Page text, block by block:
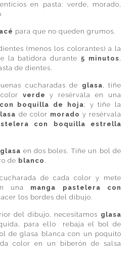
en pasta: verde, morado,
para que no queden grumos.
(menos los colorantes) a la
la batidora durante5 minutos,
de dientes.
cucharadas de glasa, tiñe
verdey resérvala en una
boquilla de hoja; y tiñe la
de color morado y resérvala
con boquilla estrella
glasa en dos boles. Tiñe un bol de
de blanco .
de cada color y mete
una manga pastelera con
los bordes del dibujo.
del dibujo, necesitamos glasa
para ello rebaja el bol de
de glasa blanca con un poquito
color en un biberón de salsa